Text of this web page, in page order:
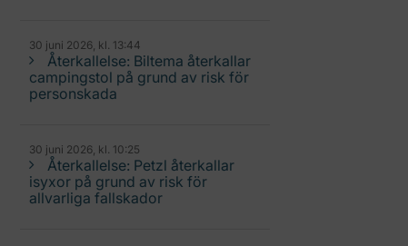
30 juni 2026, kl. 13:44
Återkallelse: Biltema återkallar
campingstol på grund av risk för
personskada
30 juni 2026, kl. 10:25
Återkallelse: Petzl återkallar
isyxor på grund av risk för
allvarliga fallskador